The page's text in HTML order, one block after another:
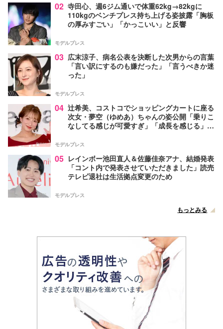
02 寺田心、週6ジム通いで体重62kg→82kgに
110kgのベンチプレス持ち上げる姿披露「胸板
の厚みすごい」「かっこいい」と反響
モデルプレス
03 広末涼子、病名公表を決断した次男からの言葉
「言い訳にするのも嫌だった」「言うべきか迷
った」
モデルプレス
04 辻希美、コストコでショッピングカートに座る
次女・夢空（ゆめあ）ちゃんの姿公開「乗りこ
なしてる感じが可愛すぎ」「成長を感じる」の
モデルプレス
05 レインボー池田直人＆佐藤佳奈アナ、結婚発表
「コント内で発表させていただきました」読売
テレビ退社は生活拠点変更のため
モデルプレス
もっとみる